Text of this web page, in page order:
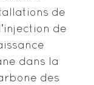
de
de
dans la
des